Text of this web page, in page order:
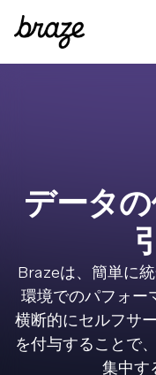
データ
Brazeは、簡単に
環境でのパフォー
横断的にセルフサ
を付与することで
集中す